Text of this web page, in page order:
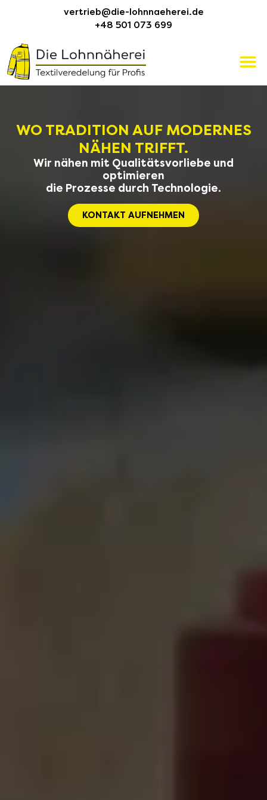
vertrieb@die-lohnnaeherei.de
+48 501 073 699
WO TRADITION AUF MODERNES
NÄHEN TRIFFT.
Wir nähen mit Qualitätsvorliebe und
optimieren
die Prozesse durch Technologie.
KONTAKT AUFNEHMEN